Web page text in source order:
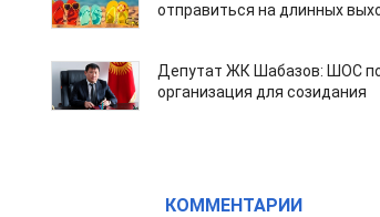
отправиться на длинных
Депутат ЖК Шабазов: ШОС
организация для созидания
КОММЕНТАРИИ